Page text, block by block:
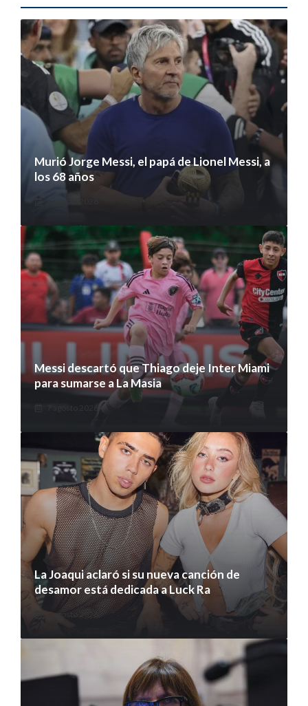
Murió Jorge Messi, el papá de Lionel Messi, a
los 68 años
Messi descartó que Thiago deje Inter Miami
para sumarse a La Masia
La Joaqui aclaró si su nueva canción de
desamor está dedicada a Luck Ra
7 agosto 2026